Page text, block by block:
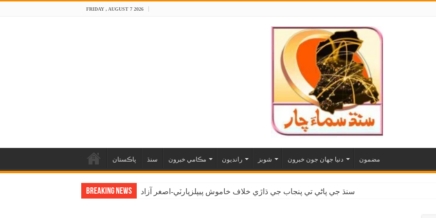
FRIDAY , AUGUST 7 2026
پاڪستان سنڌ مڪامي خبرون رانديون شوبز دنيا جهان جون خبرون مضمون
Breaking News سنڌ جي پاڻي تي پنجاب جي ڌاڙي خلاف خاموش پيپلزپارٽي-اصغر آزاد